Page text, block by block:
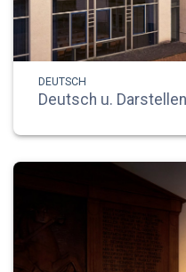
DEUTSCH
Deutsch u.